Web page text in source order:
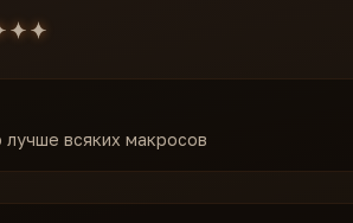
всяких макросов